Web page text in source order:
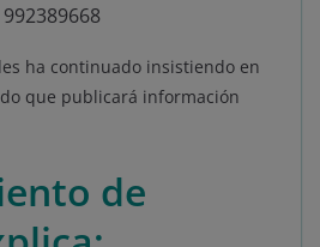
992389668
ha continuado insistiendo en
que publicará información
de